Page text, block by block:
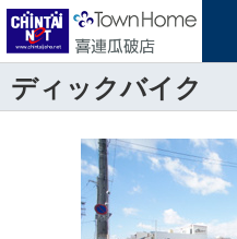
ディックバイク